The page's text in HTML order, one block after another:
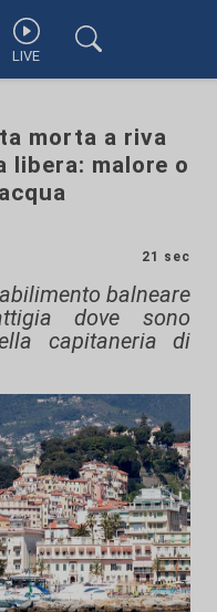
LIVE
morta a riva
libera: malore o
21 sec
balneare
dove sono
capitaneria di